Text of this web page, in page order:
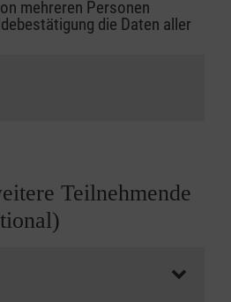
mehreren Personen
die Daten aller
Teilnehmende